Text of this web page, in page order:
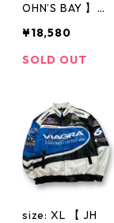
OHN’S BAY 】
ベイ レザージ
ャケット 黒 ブ
ンテージ n4110
¥18,580
SOLD OUT
size: XL 【 JH